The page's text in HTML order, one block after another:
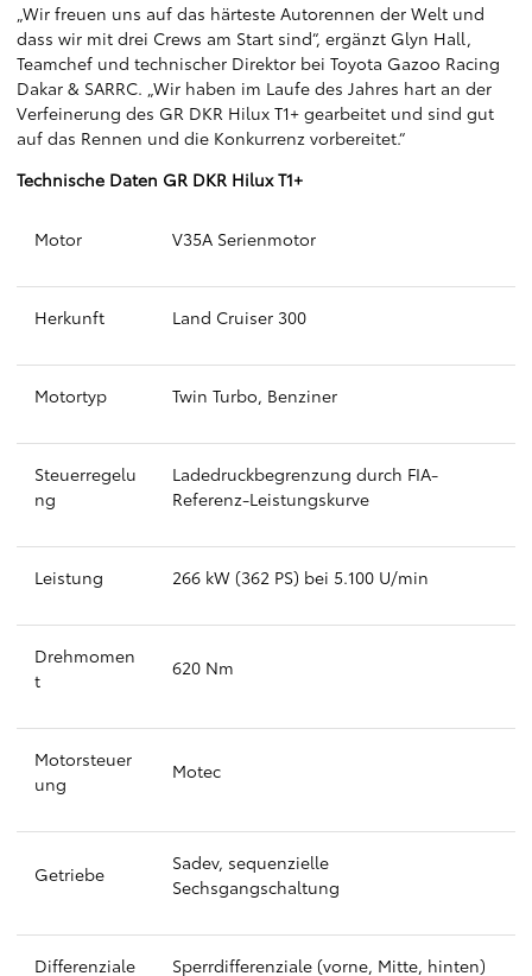
„Wir freuen uns auf das härteste Autorennen der Welt und
dass wir mit drei Crews am Start sind“, ergänzt Glyn Hall,
Teamchef und technischer Direktor bei Toyota Gazoo Racing
Dakar & SARRC. „Wir haben im Laufe des Jahres hart an der
Verfeinerung des GR DKR Hilux T1+ gearbeitet und sind gut
auf das Rennen und die Konkurrenz vorbereitet.“
Technische Daten GR DKR Hilux T1+
Motor V35A Serienmotor
Herkunft Land Cruiser 300
Motortyp Twin Turbo, Benziner
Steuerregelu
ng
Ladedruckbegrenzung durch FIA-
Referenz-Leistungskurve
Leistung 266 kW (362 PS) bei 5.100 U/min
Drehmomen
t
620 Nm
Motorsteuer
ung
Motec
Getriebe
Sadev, sequenzielle
Sechsgangschaltung
Differenziale Sperrdifferenziale (vorne, Mitte, hinten)